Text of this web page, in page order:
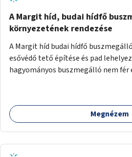
A Margit híd, budai hídfő
környezetének rendezése
A Margit híd budai hídfő
esővédő tető építése és pad
hagyományos buszmegálló nem fér
Megnézem